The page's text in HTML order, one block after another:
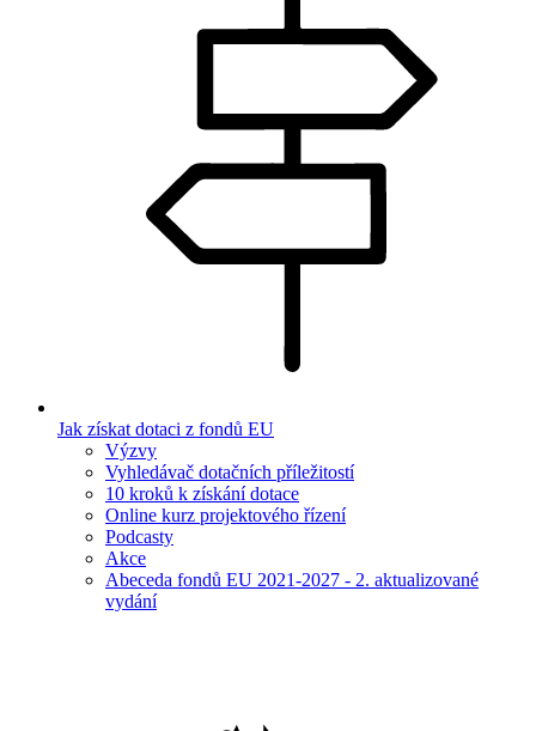
Jak získat dotaci z fondů EU
Výzvy
Vyhledávač dotačních příležitostí
10 kroků k získání dotace
Online kurz projektového řízení
Podcasty
Akce
Abeceda fondů EU 2021-2027 - 2. aktualizované
vydání